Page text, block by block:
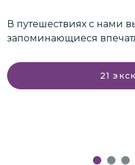
В путешествиях с нами
запоминающиеся
21